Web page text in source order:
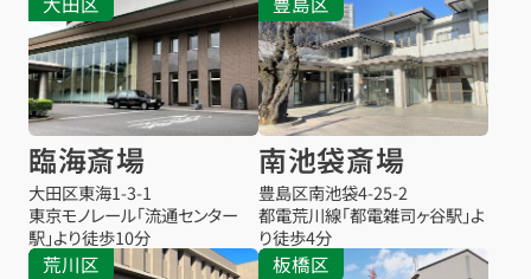
臨海斎場
大田区東海1-3-1
東京モノレール「流通センター
駅」より徒歩10分
南池袋斎場
豊島区南池袋4-25-2
都電荒川線「都電雑司ヶ谷駅」よ
り徒歩4分
荒川区 板橋区